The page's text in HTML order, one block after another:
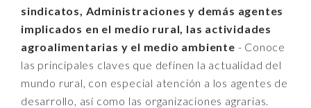
sindicatos, Administraciones y demás agentes
implicados en el medio rural, las actividades
agroalimentarias y el medio ambiente - Conoce
las principales claves que definen la actualidad del
mundo rural, con especial atención a los agentes de
desarrollo, así como las organizaciones agrarias.